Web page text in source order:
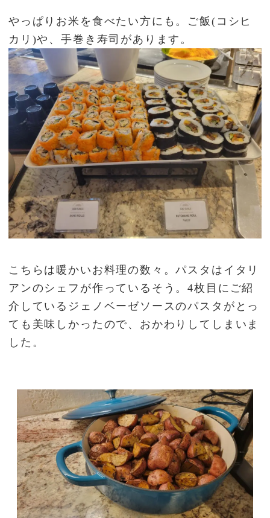
やっぱりお米を食べたい方にも。ご飯(コシヒ
カリ)や、手巻き寿司があります。
こちらは暖かいお料理の数々。パスタはイタリ
アンのシェフが作っているそう。4枚目にご紹
介しているジェノベーゼソースのパスタがとっ
ても美味しかったので、おかわりしてしまいま
した。